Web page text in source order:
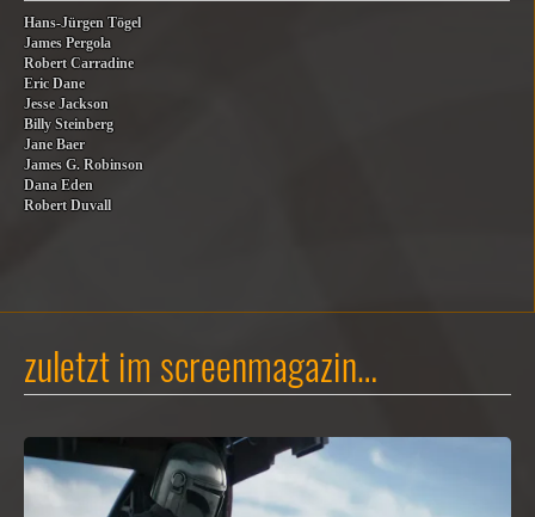
Hans-Jürgen Tögel
James Pergola
Robert Carradine
Eric Dane
Jesse Jackson
Billy Steinberg
Jane Baer
James G. Robinson
Dana Eden
Robert Duvall
zuletzt im screenmagazin…